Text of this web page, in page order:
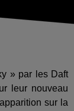
» par les Daft
leur nouveau
sur la